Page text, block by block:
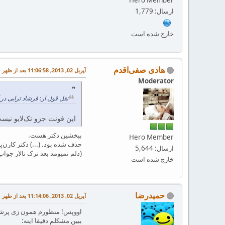
ارسال: 1,779
خارج شده است
هادی صفی‌اقدم
Moderator
Hero Member
ارسال: 5,644
خارج شده است
آپریل 02, 2013, 11:06:58 بعد از ظهر
نقل قول از: فرشاد ترابی در آپریل 02, 2013,
این فونت جزو تک‌لایو
ببخشین دکتر هست.
حذف شده بود. (...) دکتر
(دلم نمیومد بعد ترک تالار
حمیدرضا آپریل 02, 2013, 11:14:06 بعد از ظهر
اووپس! منظورم همون زی
ببین مشکلم دقیقا اینه: